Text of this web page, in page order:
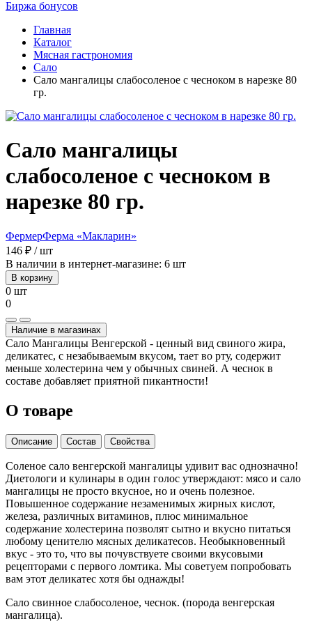
Биржа бонусов
Главная
Каталог
Мясная гастрономия
Сало
Сало мангалицы слабосоленое с чесноком в нарезке 80
гр.
Сало мангалицы
слабосоленое с чесноком в
нарезке 80 гр.
ФермерФерма «Макларин»
146 ₽ / шт
В наличии в интернет-магазине: 6 шт
В корзину
0 шт
0
Наличие в магазинах
Сало Мангалицы Венгерской - ценный вид свиного жира,
деликатес, с незабываемым вкусом, тает во рту, содержит
меньше холестерина чем у обычных свиней. А чеснок в
составе добавляет приятной пикантности!
О товаре
Описание Состав Свойства
Соленое сало венгерской мангалицы удивит вас однозначно!
Диетологи и кулинары в один голос утверждают: мясо и сало
мангалицы не просто вкусное, но и очень полезное.
Повышенное содержание незаменимых жирных кислот,
железа, различных витаминов, плюс минимальное
содержание холестерина позволят сытно и вкусно питаться
любому ценителю мясных деликатесов. Необыкновенный
вкус - это то, что вы почувствуете своими вкусовыми
рецепторами с первого ломтика. Мы советуем попробовать
вам этот деликатес хотя бы однажды!
Сало свинное слабосоленое, чеснок. (порода венгерская
мангалица).